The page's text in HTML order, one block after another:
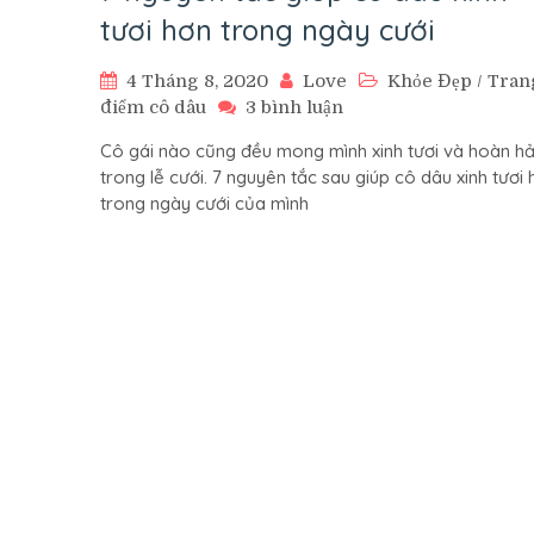
tươi hơn trong ngày cưới
4 Tháng 8, 2020 Love Khỏe Đẹp /
điểm cô dâu
3 bình luận
nguyên
tắc
Cô gái nào cũng đều mong mình xinh tươi và hoàn
trong lễ cưới. 7 nguyên tắc sau giúp cô dâu xinh tươi
trong ngày cưới của mình